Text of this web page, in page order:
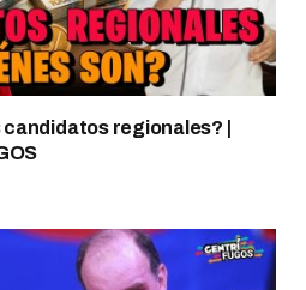
regionales? |